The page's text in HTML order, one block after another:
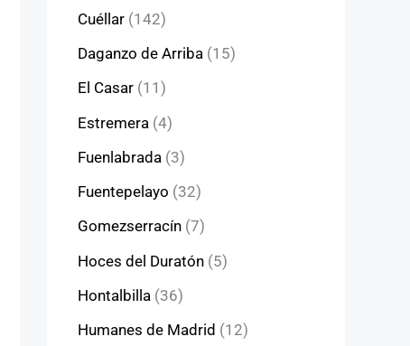
Cuéllar (142)
Daganzo de Arriba (15)
El Casar (11)
Estremera (4)
Fuenlabrada (3)
Fuentepelayo (32)
Gomezserracín (7)
Hoces del Duratón (5)
Hontalbilla (36)
Humanes de Madrid (12)